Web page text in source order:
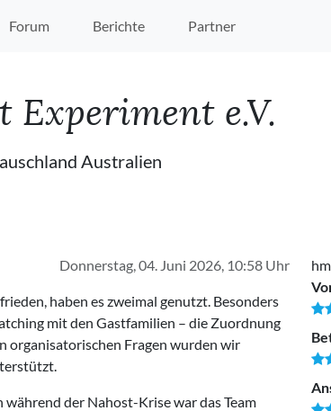
Forum Berichte Partner
e.V.
Australien
Donnerstag, 04. Juni 2026, 10:58 Uhr
haben es zweimal genutzt. Besonders
mit den Gastfamilien – die Zuordnung
organisatorischen Fragen wurden wir
der Nahost-Krise war das Team